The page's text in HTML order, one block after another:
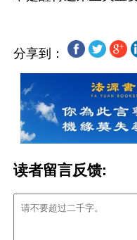
分享到：
读者留言反馈: